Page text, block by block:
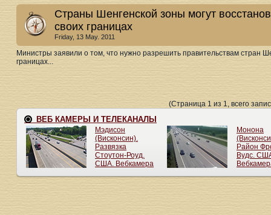
Страны Шенгенской зоны могут
своих границах
Friday, 13 May. 2011
Министры заявили о том, что нужно разрешить правительствам стран
границах...
(Страница 1 из 1, всего